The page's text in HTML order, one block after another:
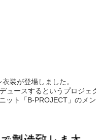
が登場しました。
ースするというプロジ
ト「B-PROJECT」の